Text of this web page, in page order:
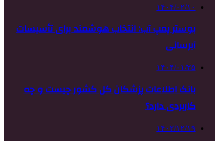
۱۴۰۴/۰۲/۱۰
بوستر پمپ آب: انتخاب هوشمند برای تأسیسات
آبرسانی
۱۴۰۴/۰۱/۲۵
بانک اطلاعات پزشکان کل کشور چیست و چه
کاربردی دارد؟
۱۴۰۲/۱۲/۱۹